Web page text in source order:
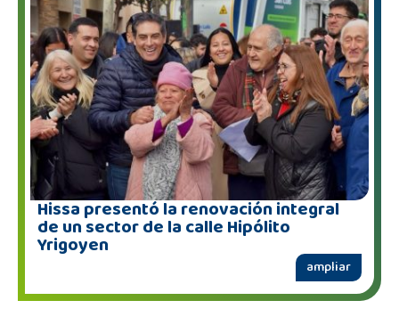
Hissa presentó la renovación integral
de un sector de la calle Hipólito
Yrigoyen
ampliar